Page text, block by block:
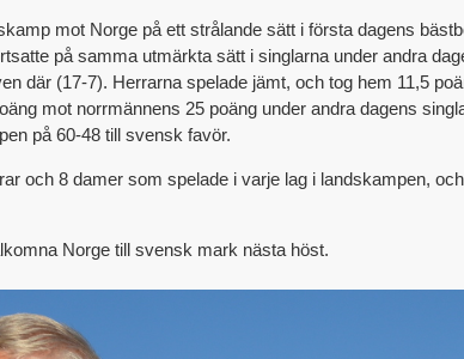
mot Norge på ett strålande sätt i första dagens
på samma utmärkta sätt i singlarna under andra
där (17-7). Herrarna spelade jämt, och tog hem 11,5
mot norrmännens 25 poäng under andra dagens
på 60-48 till svensk favör.
och 8 damer som spelade i varje lag i landskampen,
Norge till svensk mark nästa höst.